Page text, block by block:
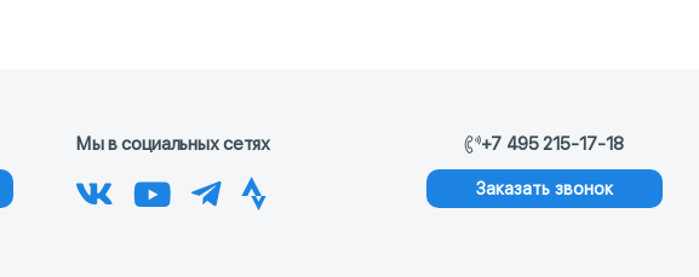
Мы в социальных сетях +7 495 215-17-18
Заказать звонок